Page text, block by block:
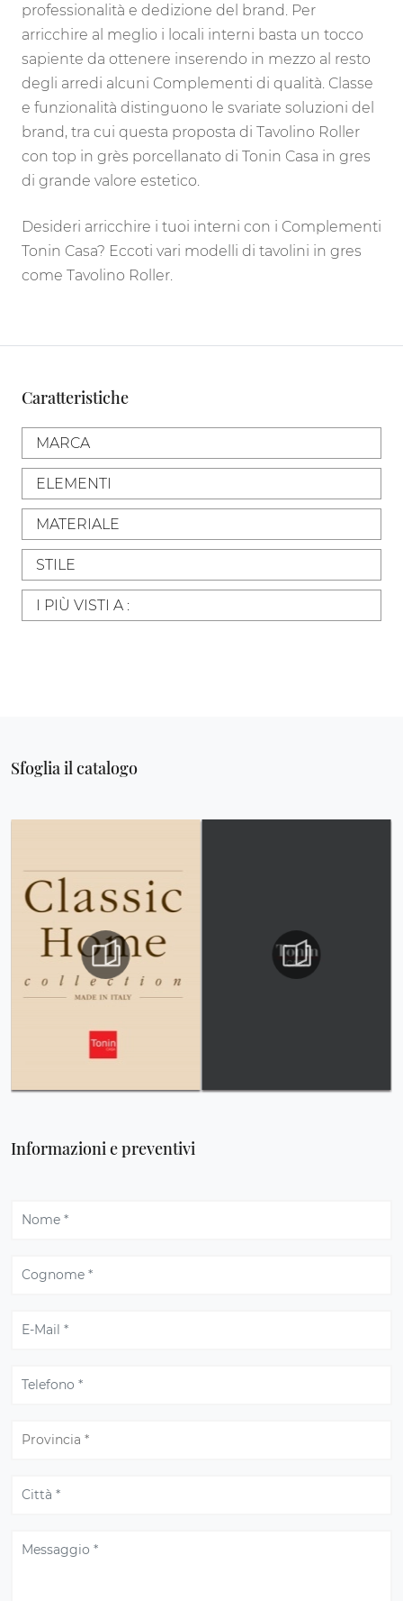
Desideri arricchire i tuoi interni con i Complementi
Tonin Casa? Eccoti vari modelli di tavolini in gres
come Tavolino Roller.
professionalità e dedizione del brand. Per
arricchire al meglio i locali interni basta un tocco
sapiente da ottenere inserendo in mezzo al resto
degli arredi alcuni Complementi di qualità. Classe
e funzionalità distinguono le svariate soluzioni del
brand, tra cui questa proposta di Tavolino Roller
con top in grès porcellanato di Tonin Casa in gres
di grande valore estetico.
Caratteristiche
MARCA
ELEMENTI
MATERIALE
STILE
I PIÙ VISTI A :
Sfoglia il catalogo
Informazioni e preventivi